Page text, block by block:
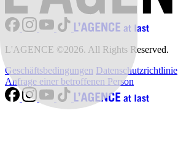
L'AGENCE ©2026. All Rights Reserved.
Geschäftsbedingungen Datenschutzrichtlinie
Anfrage einer betroffenen Person